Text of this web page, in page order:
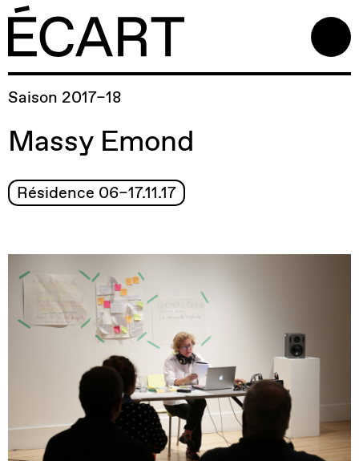
Saison 2017–18
Massy Emond
Résidence 06–17.11.17